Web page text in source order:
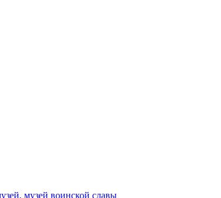
музей воинской славы